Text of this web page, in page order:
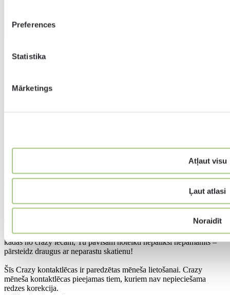
Preferences
Statistika
Mārketings
Atļaut visu
Ļaut atlasi
Noraidīt
Komplektu cena
0.00
Ielikt grozā
Specifikācija
Trakulīgi acu skatieni ar crazy kontaktlēcām – tās īpaši piemērotas
tematiskajām ballītēm, karnevāliem, Helovīna dienai. Ieliekot acīs
kādas no crazy lēcām, Tu pavisam noteikti nepaliksi nepamanīts –
pārsteidz draugus ar neparastu skatienu!
Šīs Crazy kontaktlēcas ir paredzētas mēneša lietošanai. Crazy
mēneša kontaktlēcas pieejamas tiem, kuriem nav nepieciešama
redzes korekcija.